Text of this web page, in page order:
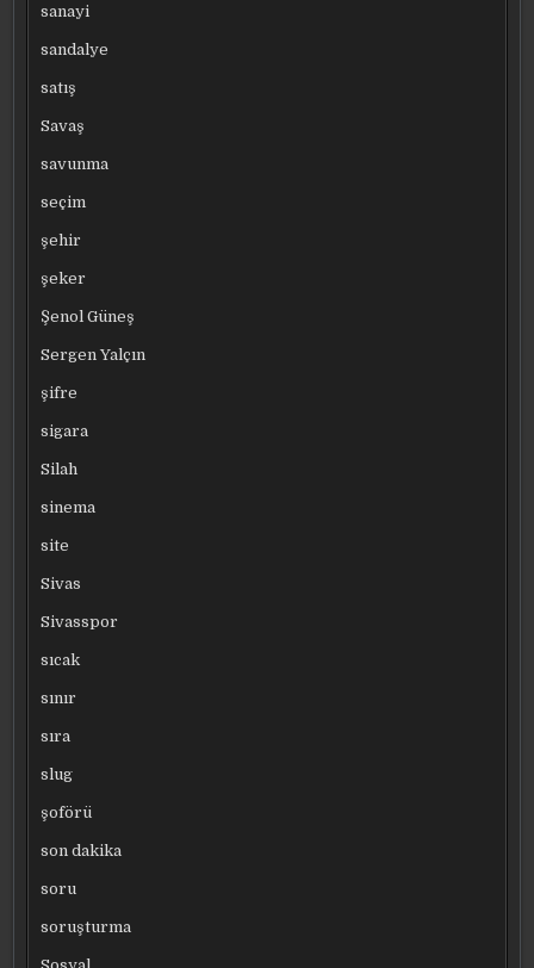
sanayi
sandalye
satış
Savaş
savunma
seçim
şehir
şeker
Şenol Güneş
Sergen Yalçın
şifre
sigara
Silah
sinema
site
Sivas
Sivasspor
sıcak
sınır
sıra
slug
şoförü
son dakika
soru
soruşturma